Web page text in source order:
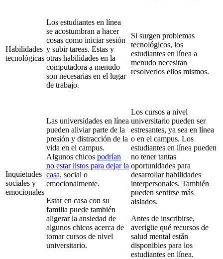
Habilidades
tecnológicas
Los estudiantes en línea
se acostumbran a hacer
cosas como iniciar sesión
y subir tareas. Estas y
otras habilidades en la
computadora a menudo
son necesarias en el lugar
de trabajo.
Si surgen problemas
tecnológicos, los
estudiantes en línea a
menudo necesitan
resolverlos ellos mismos.
Inquietudes
sociales y
emocionales
Las universidades en línea
pueden aliviar parte de la
presión y distracción de la
vida en el campus.
Algunos chicos podrían
no estar listos para dejar la
casa, social o
emocionalmente.
Estar en casa con su
familia puede también
aligerar la ansiedad de
algunos chicos acerca de
tomar cursos de nivel
universitario.
Los cursos a nivel
universitario pueden ser
estresantes, ya sea en línea
o en el campus. Los
estudiantes en línea pueden
no tener tantas
oportunidades para
desarrollar habilidades
interpersonales. También
pueden sentirse más
aislados.
Antes de inscribirse,
averigüe qué recursos de
salud mental están
disponibles para los
estudiantes en línea.